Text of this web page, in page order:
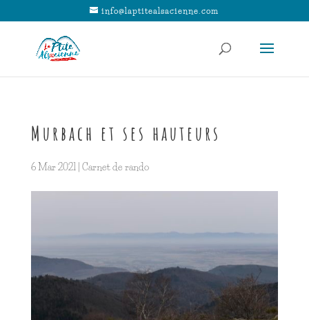
info@laptitealsacienne.com
Murbach et ses hauteurs
6 Mar 2021| Carnet de rando